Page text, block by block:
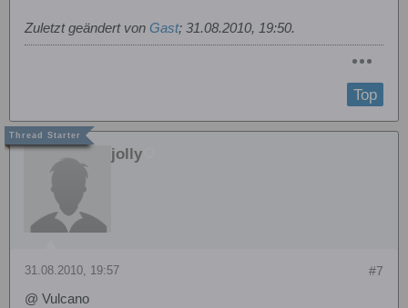
Zuletzt geändert von Gast; 31.08.2010, 19:50.
Top
jolly
#7
31.08.2010, 19:57
@ Vulcano